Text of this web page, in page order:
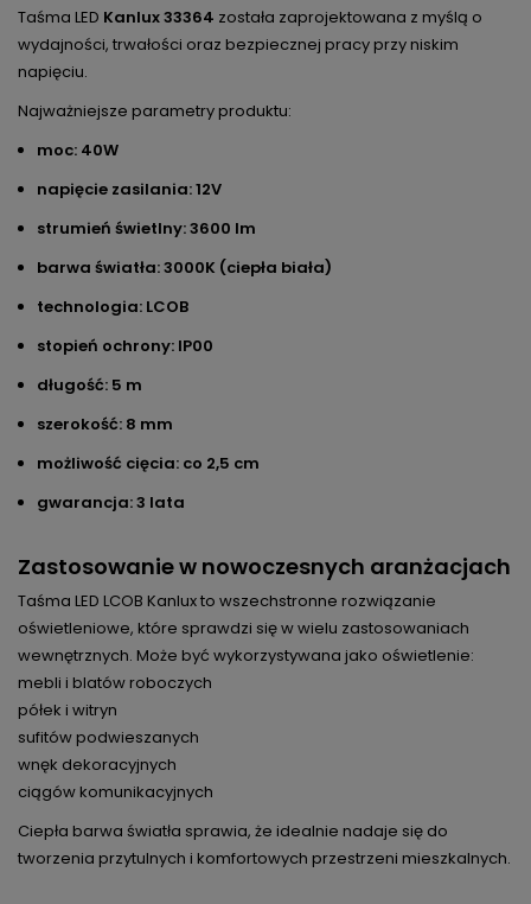
Taśma LED Kanlux 33364 została zaprojektowana z myślą o
wydajności, trwałości oraz bezpiecznej pracy przy niskim
napięciu.
Najważniejsze parametry produktu:
moc: 40W
napięcie zasilania: 12V
strumień świetlny: 3600 lm
barwa światła: 3000K (ciepła biała)
technologia: LCOB
stopień ochrony: IP00
długość: 5 m
szerokość: 8 mm
możliwość cięcia: co 2,5 cm
gwarancja: 3 lata
Zastosowanie w nowoczesnych aranżacjach
Taśma LED LCOB Kanlux to wszechstronne rozwiązanie
oświetleniowe, które sprawdzi się w wielu zastosowaniach
wewnętrznych. Może być wykorzystywana jako oświetlenie:
mebli i blatów roboczych
półek i witryn
sufitów podwieszanych
wnęk dekoracyjnych
ciągów komunikacyjnych
Ciepła barwa światła sprawia, że idealnie nadaje się do
tworzenia przytulnych i komfortowych przestrzeni mieszkalnych.